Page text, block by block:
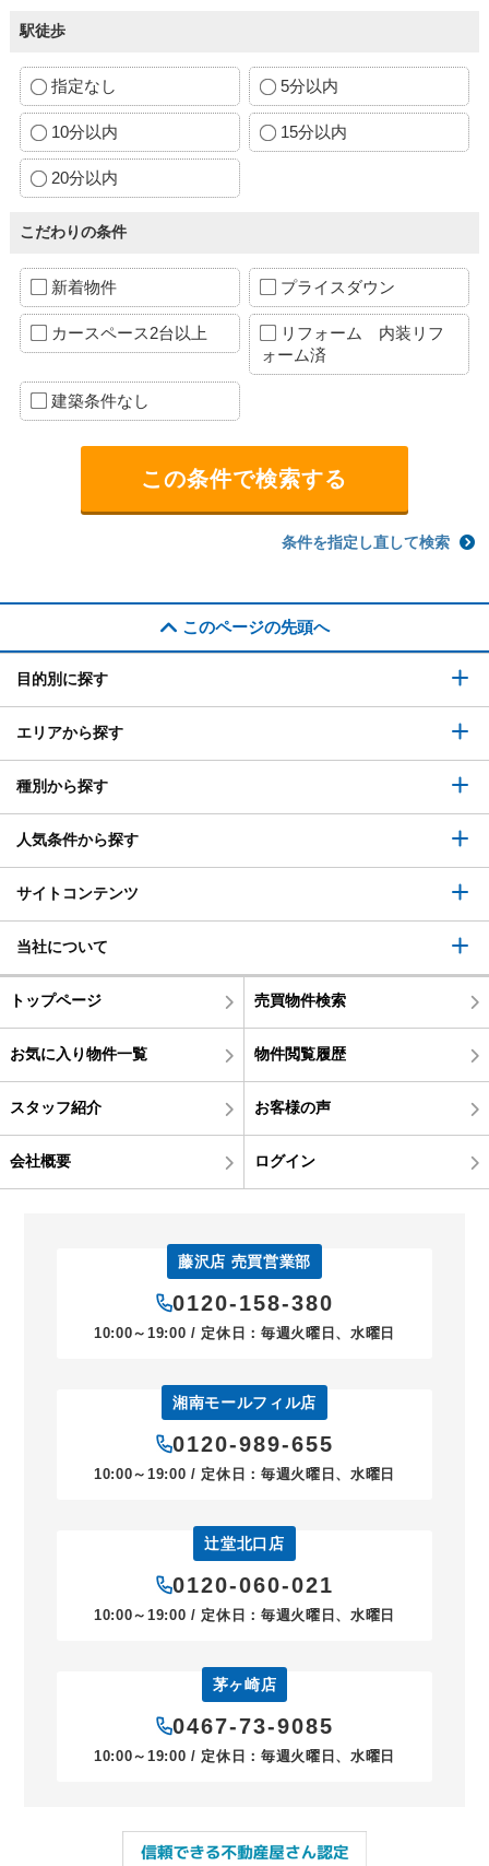
駅徒歩
指定なし 5分以内
10分以内 15分以内
20分以内
こだわりの条件
新着物件 プライスダウン
カースペース2台以上
リフォーム 内装リフ
ォーム済
建築条件なし
条件を指定し直して検索
このページの先頭へ
目的別に探す
エリアから探す
種別から探す
人気条件から探す
サイトコンテンツ
当社について
トップページ 売買物件検索
お気に入り物件一覧 物件閲覧履歴
スタッフ紹介 お客様の声
会社概要 ログイン
藤沢店 売買営業部
0120-158-380
10:00～19:00 / 定休日：毎週火曜日、水曜日
湘南モールフィル店
0120-989-655
10:00～19:00 / 定休日：毎週火曜日、水曜日
辻堂北口店
0120-060-021
10:00～19:00 / 定休日：毎週火曜日、水曜日
茅ヶ崎店
0467-73-9085
10:00～19:00 / 定休日：毎週火曜日、水曜日